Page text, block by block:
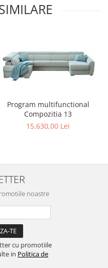
Program multifunctional
Compozitia 13
15.630,00 Lei
noastre
cu promotiile
in Politica de